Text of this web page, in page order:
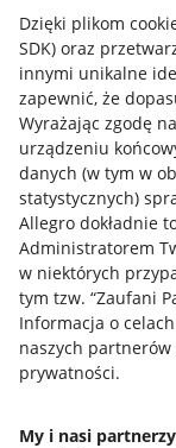
Dzięki plikom
SDK) oraz
innymi unikalne
zapewnić, że
Wyrażając zgodę
urządzeniu
danych (w tym w
statystycznych)
Allegro dokładnie
Administratorem
w niektórych
tym tzw. “Zaufani
Informacja o
naszych
prywatności.
My i nasi
Przydatne
Jak to działa